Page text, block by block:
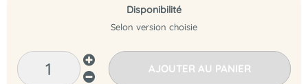
Disponibilité
Selon version choisie
AJOUTER AU PANIER